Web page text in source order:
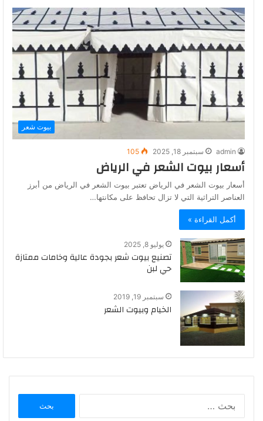
بيوت شعر
admin سبتمبر 18, 2025 105
أسعار بيوت الشعر في الرياض
أسعار بيوت الشعر في الرياض تعتبر بيوت الشعر في الرياض من أبرز
العناصر التراثية التي لا تزال تحافظ على مكانتها…
أكمل القراءة »
يوليو 8, 2025
تصنيع بيوت شعر بجودة عالية وخامات ممتازة
حي لبن
سبتمبر 19, 2019
الخيام وبيوت الشعر